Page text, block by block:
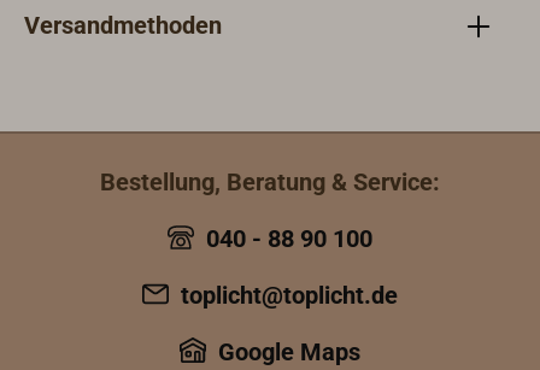
Versandmethoden
Bestellung, Beratung & Service:
040 - 88 90 100
toplicht@toplicht.de
Google Maps